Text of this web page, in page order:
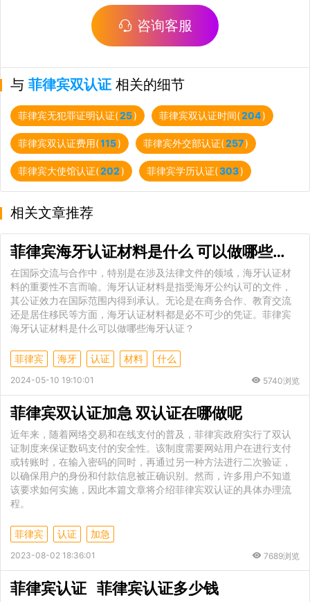
咨询客服
与 菲律宾双认证 相关的细节
菲律宾无犯罪证明认证(25) 菲律宾双认证时间(204)
菲律宾双认证费用(115) 菲律宾外交部认证(257)
菲律宾大使馆认证(202) 菲律宾学历认证(303)
相关文章推荐
菲律宾海牙认证材料是什么 可以做哪些海牙认证
在国际交流与合作中，特别是在涉及法律文件的领域，海牙认证材
料的重要性不言而喻。海牙认证材料是指受海牙公约认可的文件，
其公证效力在国际范围内得到承认。无论是在商务合作、教育交流
还是居住移民等方面，海牙认证材料都是必不可少的凭证。菲律宾
海牙认证材料是什么可以做哪些海牙认证？
菲律宾 海牙 认证 材料 什么
2024-05-10 19:10:01 5740浏览
菲律宾双认证加急 双认证在哪做呢
近年来，随着网络交易和在线支付的普及，菲律宾政府实行了双认
证制度来保证数码支付的安全性。该制度需要网站用户在进行支付
或转账时，在输入密码的同时，再通过另一种方法进行二次验证，
以确保用户的身份和付款信息被正确识别。然而，许多用户不知道
该要求如何实施，因此本篇文章将介绍菲律宾双认证的具体办理流
程。
菲律宾 认证 加急
2023-08-02 18:36:01 7689浏览
菲律宾认证 菲律宾认证多少钱